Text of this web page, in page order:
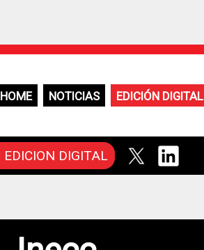
HOME NOTICIAS EDICIÓN DIGITAL
EDICION DIGITAL